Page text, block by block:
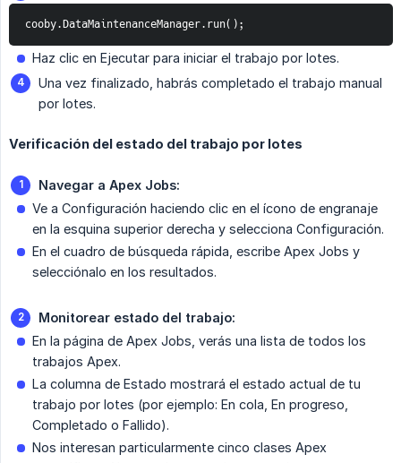
cooby.DataMaintenanceManager.run();
Haz clic en Ejecutar para iniciar el trabajo por lotes.
Una vez finalizado, habrás completado el trabajo manual
por lotes.
Verificación del estado del trabajo por lotes
Navegar a Apex Jobs:
Ve a Configuración haciendo clic en el ícono de engranaje
en la esquina superior derecha y selecciona Configuración.
En el cuadro de búsqueda rápida, escribe Apex Jobs y
selecciónalo en los resultados.
Monitorear estado del trabajo:
En la página de Apex Jobs, verás una lista de todos los
trabajos Apex.
La columna de Estado mostrará el estado actual de tu
trabajo por lotes (por ejemplo: En cola, En progreso,
Completado o Fallido).
Nos interesan particularmente cinco clases Apex